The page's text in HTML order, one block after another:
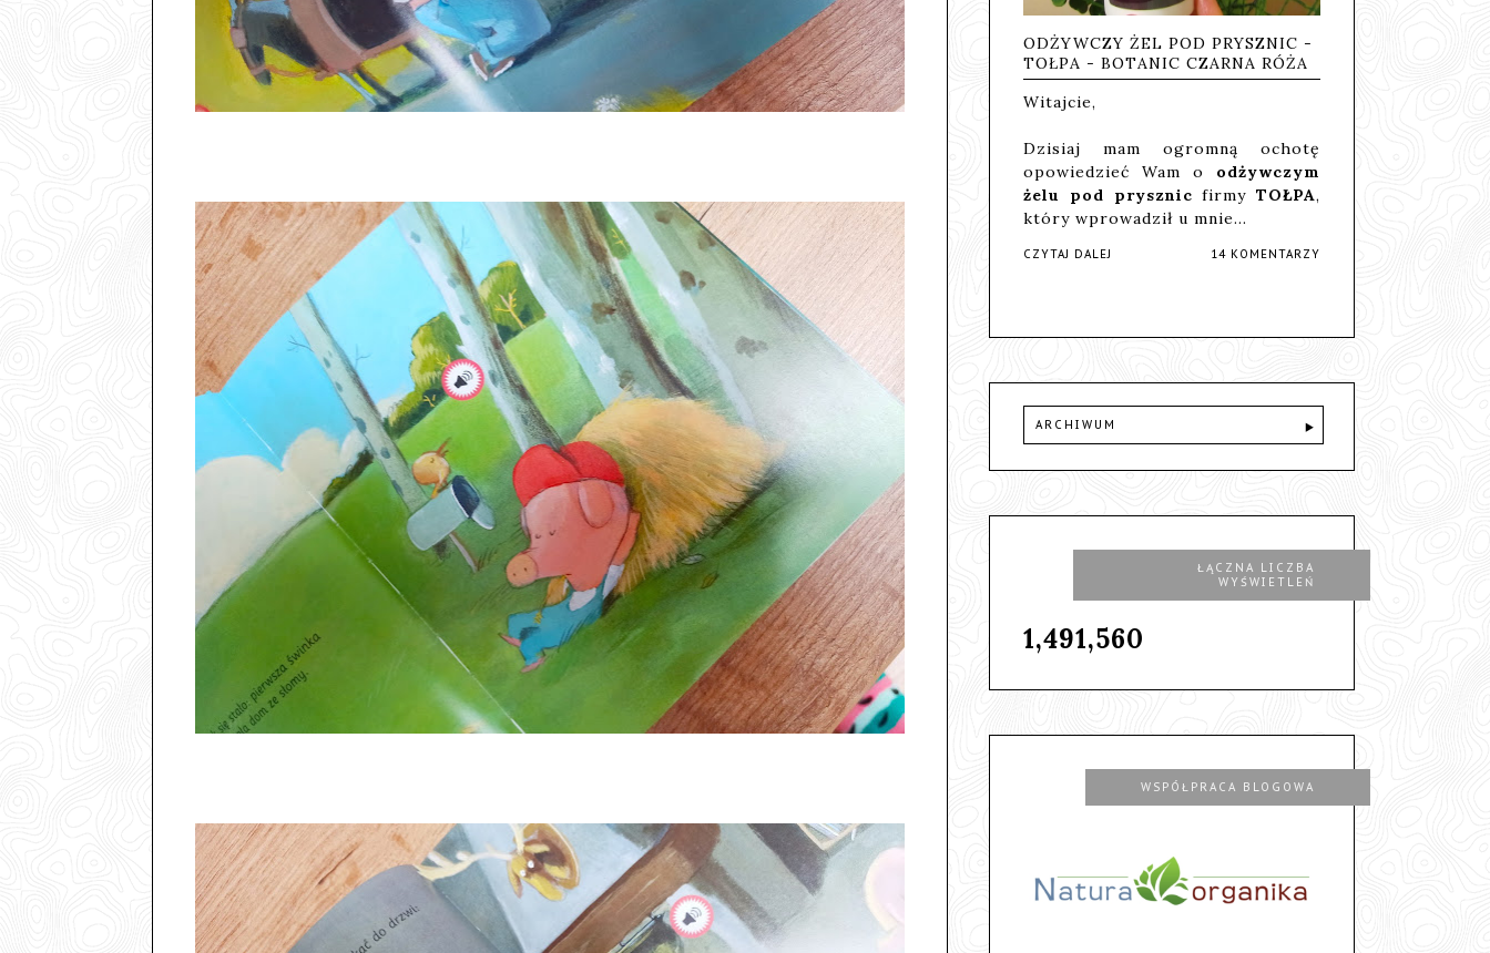
ODŻYWCZY ŻEL POD PRYSZNIC -
TOŁPA - BOTANIC CZARNA RÓŻA
Witajcie,
Dzisiaj mam ogromną ochotę
opowiedzieć Wam o odżywczym
żelu pod prysznic firmy TOŁPA,
który wprowadził u mnie…
CZYTAJ DALEJ 14 KOMENTARZY
ARCHIWUM
ŁĄCZNA LICZBA
WYŚWIETLEŃ
1,491,560
WSPÓŁPRACA BLOGOWA